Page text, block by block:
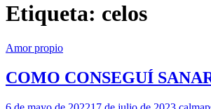
Etiqueta: celos
Amor propio
COMO CONSEGUÍ